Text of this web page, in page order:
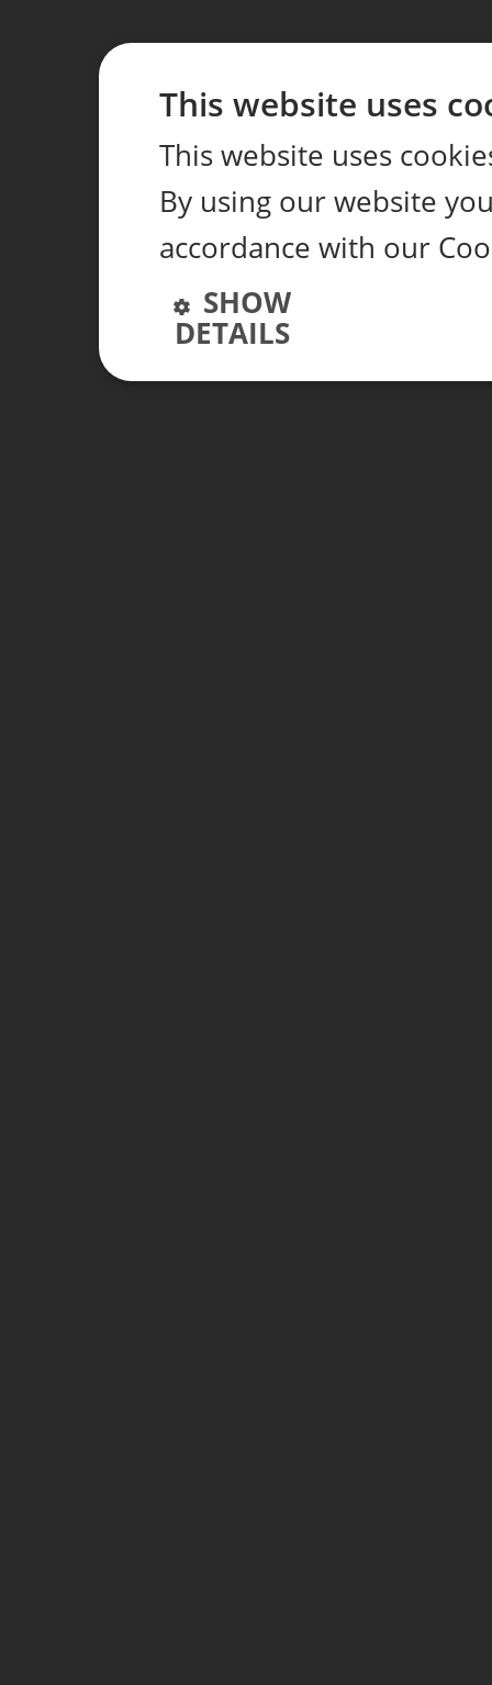
This website uses
This website uses
By using our website
accordance with our
SHOW
DETAILS